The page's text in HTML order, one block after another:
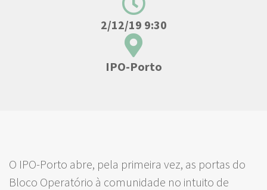
2/12/19 9:30
IPO-Porto
O IPO-Porto abre, pela primeira vez, as portas do
Bloco Operatório à comunidade no intuito de